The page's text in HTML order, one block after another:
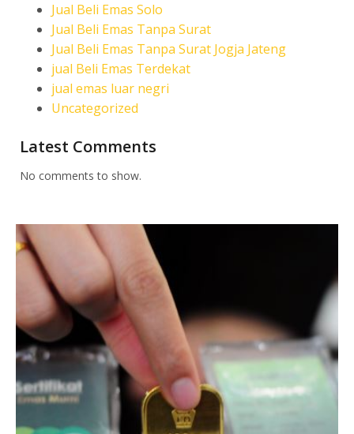
Jual Beli Emas Solo
Jual Beli Emas Tanpa Surat
Jual Beli Emas Tanpa Surat Jogja Jateng
jual Beli Emas Terdekat
jual emas luar negri
Uncategorized
Latest Comments
No comments to show.